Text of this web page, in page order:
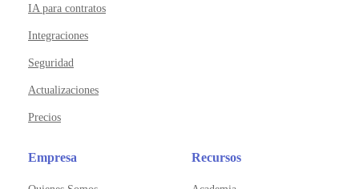
IA para contratos
Integraciones
Seguridad
Actualizaciones
Precios
Empresa Recursos